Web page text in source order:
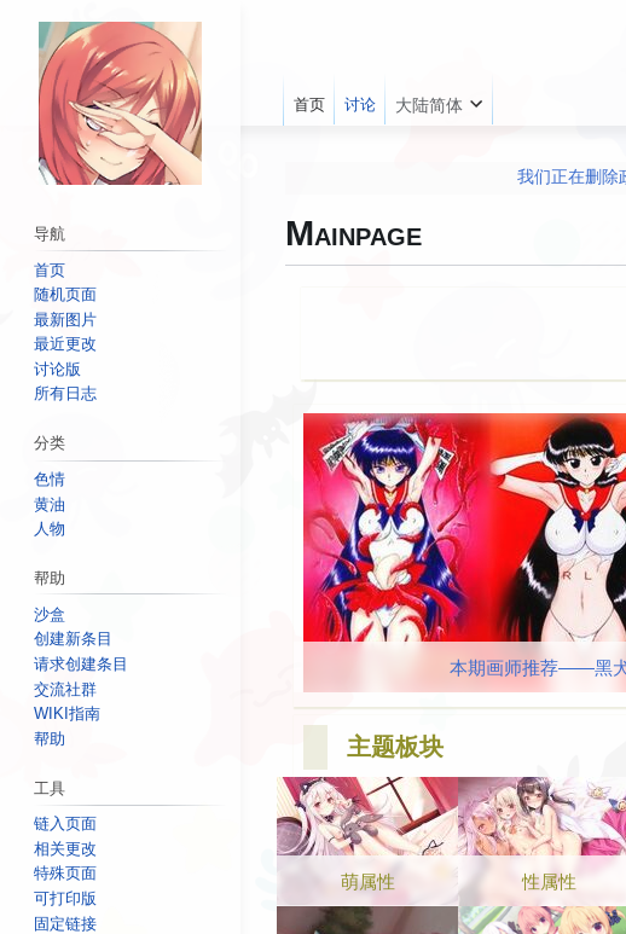
我们正在删除
如果您在H萌娘上发现某些内容
Mainpage
目推荐——创可贴 本期画师推荐——黑
主题板块
萌属性 性属性
首页 讨论 大陆简体
导航
首页
随机页面
最新图片
最近更改
讨论版
所有日志
分类
色情
黄油
人物
帮助
沙盒
创建新条目
请求创建条目
交流社群
WIKI指南
帮助
工具
链入页面
相关更改
特殊页面
可打印版
固定链接